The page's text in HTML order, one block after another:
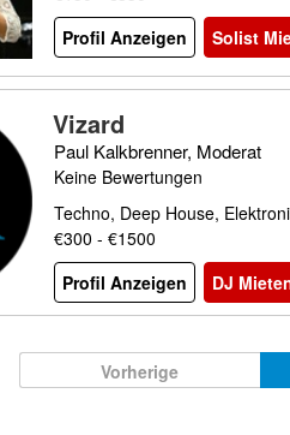
Profil Anzeigen
Solist
Vizard
Paul Kalkbrenner, Moderat
Keine Bewertungen
Techno, Deep House,
€300 - €1500
Profil Anzeigen
DJ
Vorherige